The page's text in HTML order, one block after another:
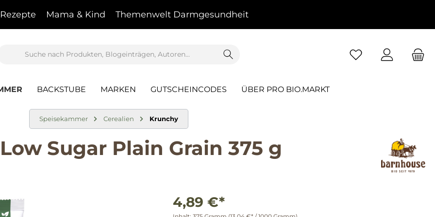
Rezepte Mama & Kind Themenwelt Darmgesundheit
BACKSTUBE MARKEN GUTSCHEINCODES ÜBER PRO BIO.MARKT
Speisekammer Cerealien Krunchy
Sugar Plain Grain 375 g
4,89 €*